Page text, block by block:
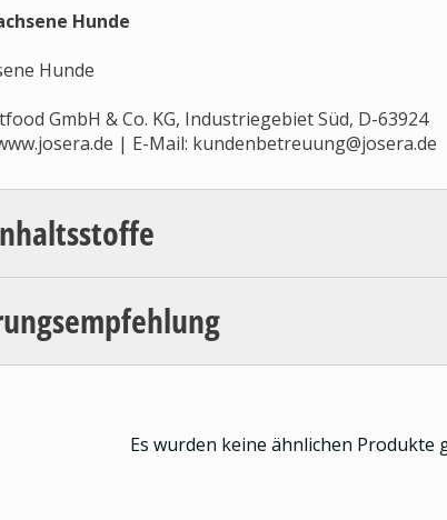
Hunde
Hunde
GmbH & Co. KG, Industriegebiet Süd, D-63924
| E-Mail: kundenbetreuung@josera.de
Es wurden keine ähnlichen Produkte